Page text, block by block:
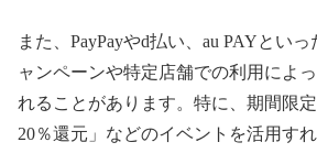
また、PayPayやd払い、au PAYとい
ャンペーンや特定店舗での利用によ
れることがあります。特に、期間限
20％還元」などのイベントを活用す